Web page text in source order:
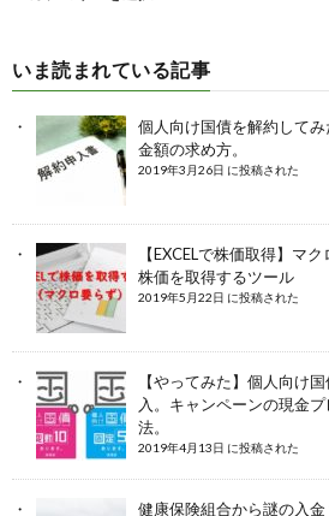
いま読まれている記事
個人向け国債を解約して
金額の求め方。
2019年3月26日 に投稿された
【EXCELで株価取得】マ
株価を取得するツール
2019年5月22日 に投稿された
【やってみた】個人向け
入。キャンペーンの現金
法。
2019年4月13日 に投稿された
健康保険組合から謎の入